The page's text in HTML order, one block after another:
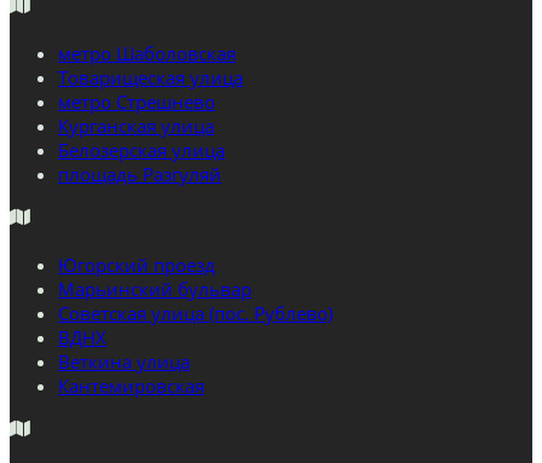
метро Шаболовская
Товарищеская улица
метро Стрешнево
Курганская улица
Белозерская улица
площадь Разгуляй
Югорский проезд
Марьинский бульвар
Советская улица (пос. Рублево)
ВДНХ
Веткина улица
Кантемировская